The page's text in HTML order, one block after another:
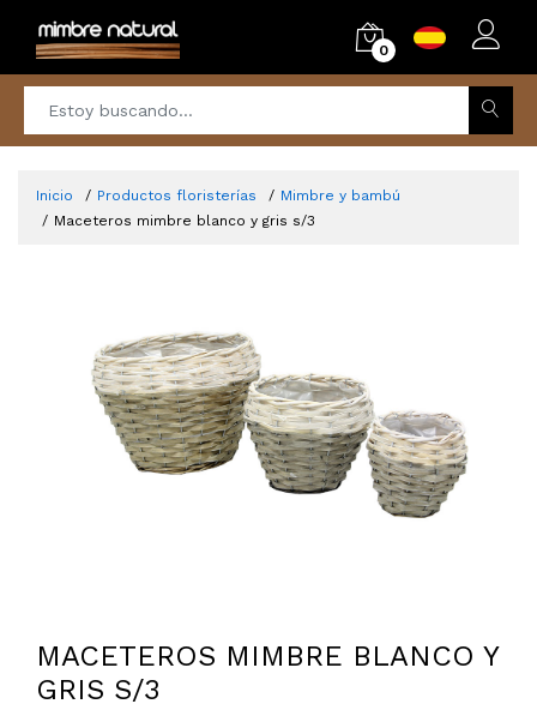
0
Inicio Productos floristerías
Mimbre y bambú
Maceteros mimbre blanco y gris s/3
MACETEROS MIMBRE BLANCO Y
GRIS S/3